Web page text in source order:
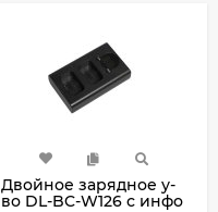
Двойное зарядное у-
во DL-BC-W126 с инфо